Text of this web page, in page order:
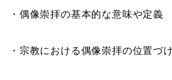
・偶像崇拝の基本的な意味や定義
・宗教における偶像崇拝の位置づ